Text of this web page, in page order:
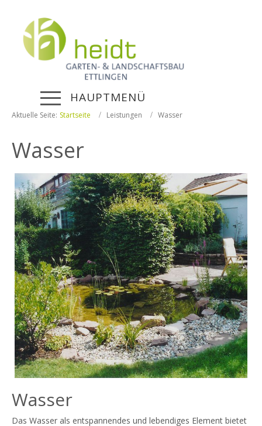
HAUPTMENÜ
Aktuelle Seite: Startseite Leistungen Wasser
Wasser
Wasser
Das Wasser als entspannendes und lebendiges Element bietet